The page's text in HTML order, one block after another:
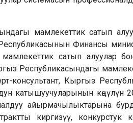
мамлекеттик сатып
Финансы
сатып алуулар
Республикасындагы
консультант, Кыргыз
катышуучуларынын көңүлүн
айырмачылыктарына
киргизүү,